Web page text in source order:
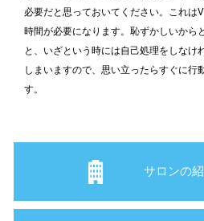
必要だと思っておいてください。これは
時間が必要になります。恥ずかしいから
と、いざという時には自己処理をしなけ
しまいますので、思い立ったらすぐに行
す。
サロンの